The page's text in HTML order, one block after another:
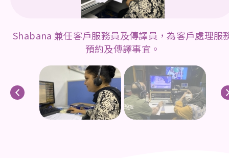
Shabana 兼任客戶服務員及傳譯員，為客戶處理服
預約及傳譯事宜。